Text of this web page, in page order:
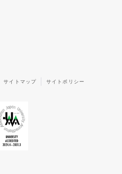
サイトマップ サイトポリシー